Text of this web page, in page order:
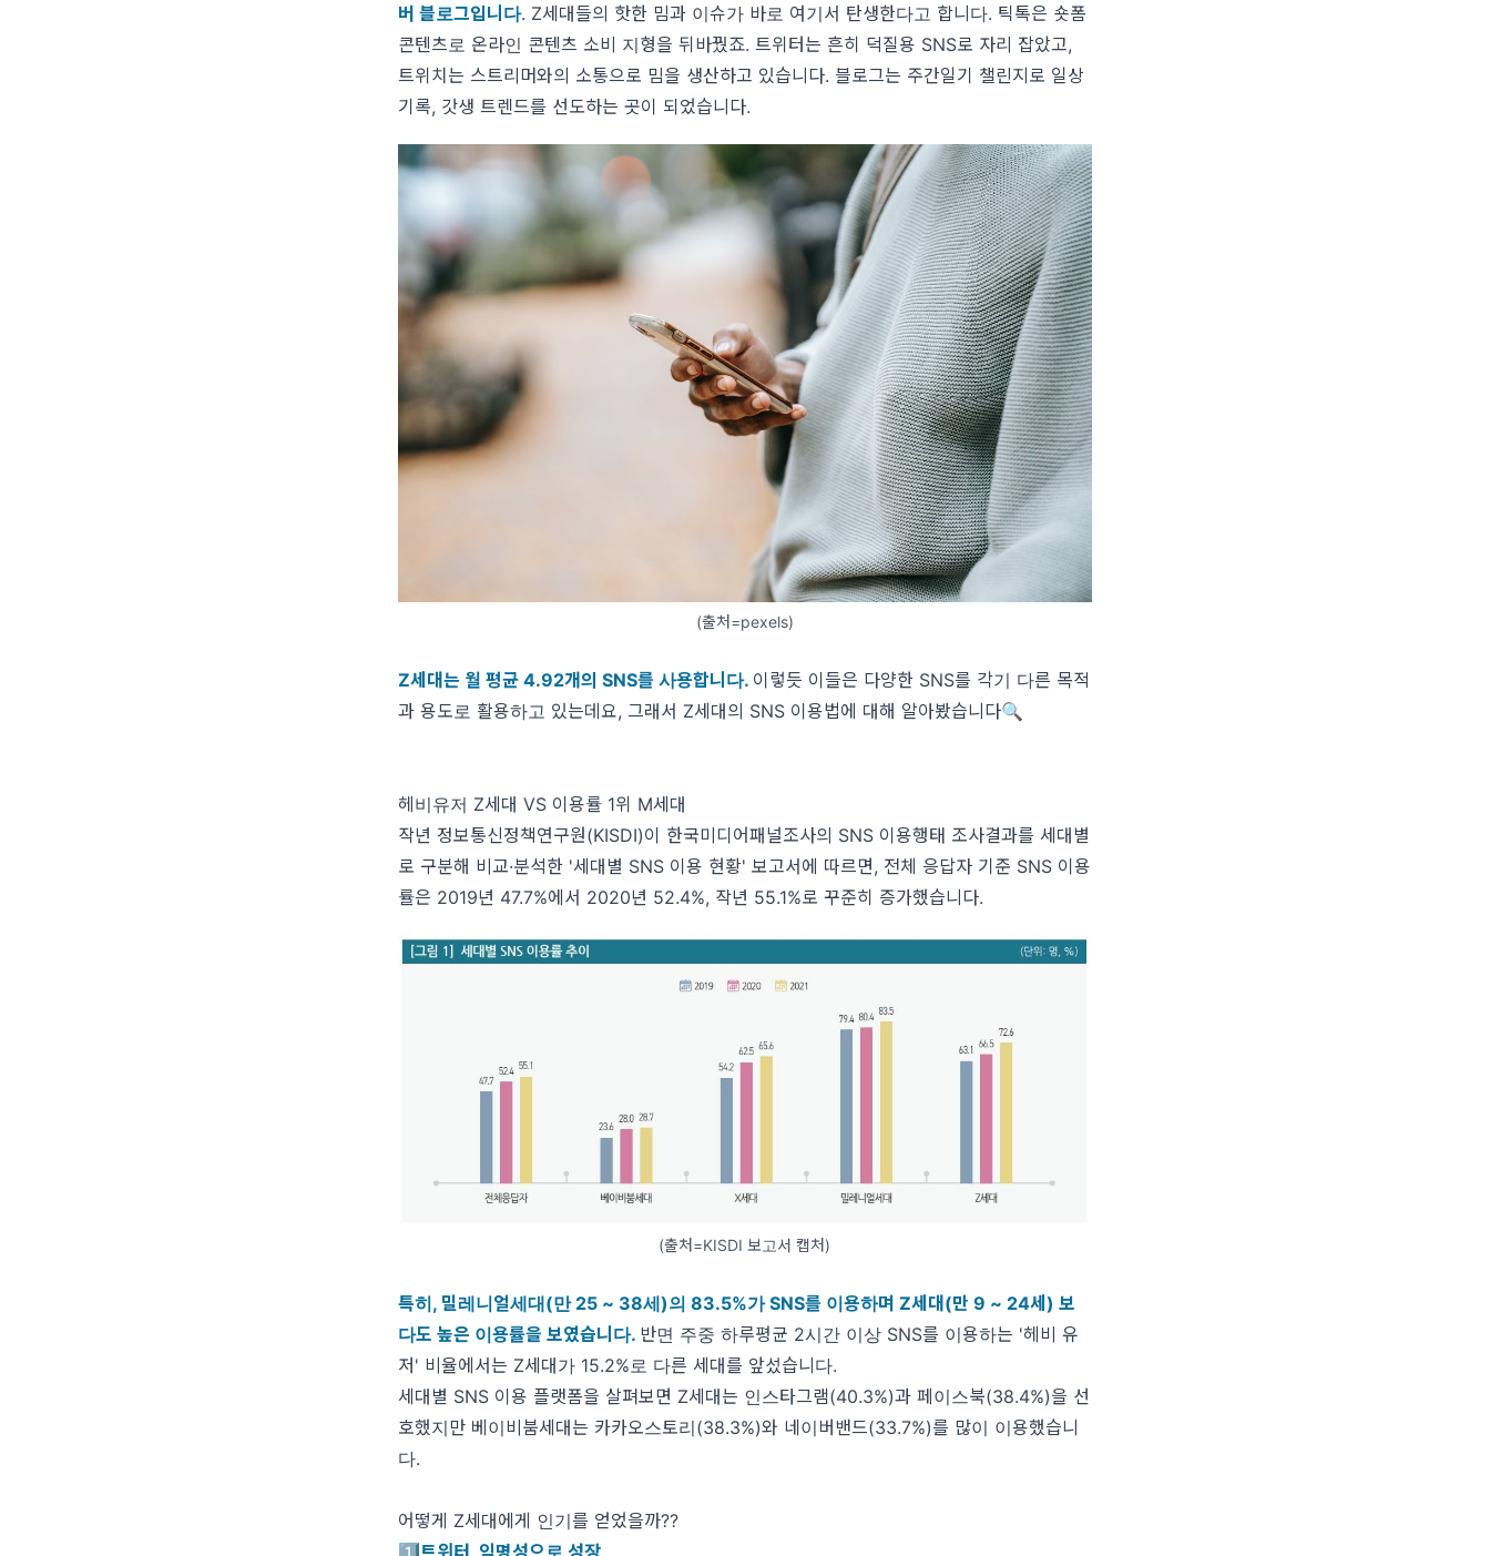
버 블로그입니다. Z세대들의 핫한 밈과 이슈가 바로 여기서 탄생한다고 합니다. 틱톡은 숏폼
콘텐츠로 온라인 콘텐츠 소비 지형을 뒤바꿨죠. 트위터는 흔히 덕질용 SNS로 자리 잡았고,
트위치는 스트리머와의 소통으로 밈을 생산하고 있습니다. 블로그는 주간일기 챌린지로 일상
기록, 갓생 트렌드를 선도하는 곳이 되었습니다.
(출처=pexels)
Z세대는 월 평균 4.92개의 SNS를 사용합니다. 이렇듯 이들은 다양한 SNS를 각기 다른 목적
과 용도로 활용하고 있는데요, 그래서 Z세대의 SNS 이용법에 대해 알아봤습니다🔍
헤비유저 Z세대 VS 이용률 1위 M세대
작년 정보통신정책연구원(KISDI)이 한국미디어패널조사의 SNS 이용행태 조사결과를 세대별
로 구분해 비교·분석한 '세대별 SNS 이용 현황' 보고서에 따르면, 전체 응답자 기준 SNS 이용
률은 2019년 47.7%에서 2020년 52.4%, 작년 55.1%로 꾸준히 증가했습니다.
(출처=KISDI 보고서 캡처)
특히, 밀레니얼세대(만 25 ~ 38세)의 83.5%가 SNS를 이용하며 Z세대(만 9 ~ 24세) 보
다도 높은 이용률을 보였습니다. 반면 주중 하루평균 2시간 이상 SNS를 이용하는 '헤비 유
저' 비율에서는 Z세대가 15.2%로 다른 세대를 앞섰습니다.
세대별 SNS 이용 플랫폼을 살펴보면 Z세대는 인스타그램(40.3%)과 페이스북(38.4%)을 선
호했지만 베이비붐세대는 카카오스토리(38.3%)와 네이버밴드(33.7%)를 많이 이용했습니
다.
어떻게 Z세대에게 인기를 얻었을까??